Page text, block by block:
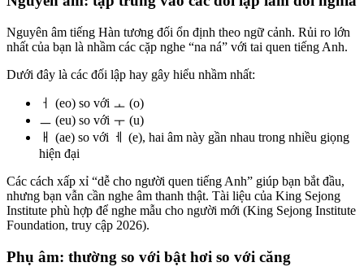
Nguyên âm tiếng Hàn tương đối ổn định theo ngữ cảnh. Rủi ro lớn
nhất của bạn là nhầm các cặp nghe “na ná” với tai quen tiếng Anh.
Dưới đây là các đối lập hay gây hiểu nhầm nhất:
ㅓ (eo) so với ㅗ (o)
ㅡ (eu) so với ㅜ (u)
ㅐ (ae) so với ㅔ (e), hai âm này gần nhau trong nhiều giọng
hiện đại
Các cách xấp xỉ “dễ cho người quen tiếng Anh” giúp bạn bắt đầu,
nhưng bạn vẫn cần nghe âm thanh thật. Tài liệu của King Sejong
Institute phù hợp để nghe mẫu cho người mới (King Sejong Institute
Foundation, truy cập 2026).
Phụ âm: thường so với bật hơi so với căng